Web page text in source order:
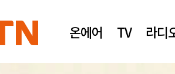
온에어 TV 라디